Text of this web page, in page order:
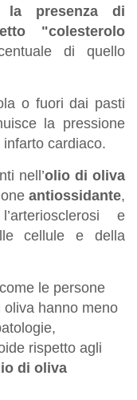
la presenza di
"colesterolo
di quello
o fuori dai pasti
la pressione
cardiaco.
nell’olio di oliva
antiossidante,
e
cellule e della
le persone
hanno meno
rispetto agli
di oliva